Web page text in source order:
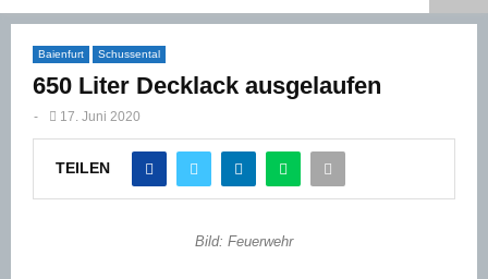
MENU
Baienfurt Schussental
650 Liter Decklack ausgelaufen
- 17. Juni 2020
TEILEN
Bild: Feuerwehr